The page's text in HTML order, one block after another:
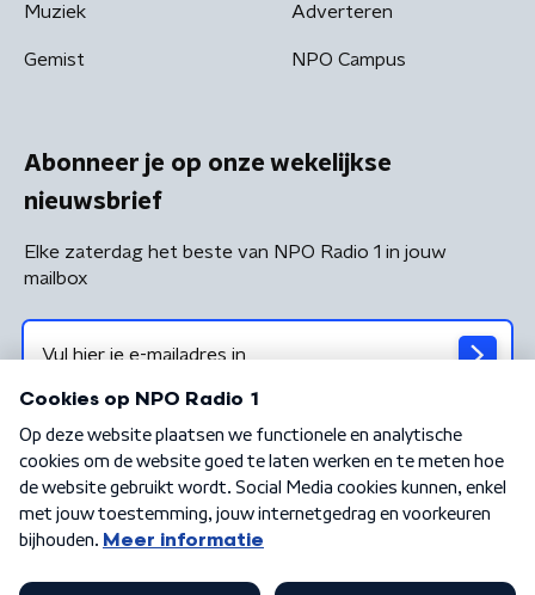
Muziek
Gemist
Adverteren
NPO Campus
Abonneer je op onze wekelijkse
nieuwsbrief
Elke zaterdag het beste van NPO Radio 1 in jouw
mailbox
Algemene voorwaarden